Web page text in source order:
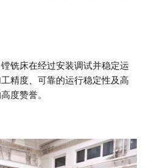
铣床在经过安装调试并稳定运
精度、可靠的运行稳定性及高
度赞誉。